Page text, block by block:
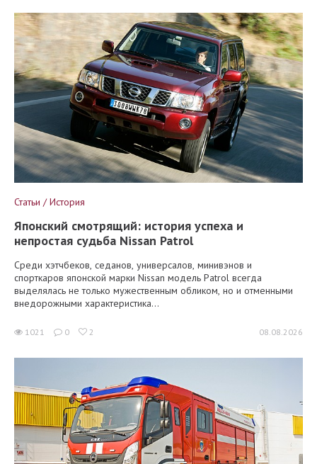
Статьи / История
Японский смотрящий: история успеха и
непростая судьба Nissan Patrol
Среди хэтчбеков, седанов, универсалов, минивэнов и
спорткаров японской марки Nissan модель Patrol всегда
выделялась не только мужественным обликом, но и отменными
внедорожными характеристика...
1021 0 2 08.08.2026